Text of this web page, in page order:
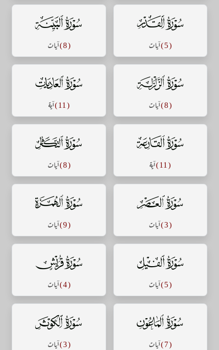
سورة القدر
( 5 ) آيات
سورة البينة
( 8 ) آيات
سورة الزلزلة
( 8 ) آيات
سورة العاديات
( 11 ) آية
سورة القارعة
( 11 ) آية
سورة التكاثر
( 8 ) آيات
سورة العصر
( 3 ) آيات
سورة الهمزة
( 9 ) آيات
سورة الفيل
( 5 ) آيات
سورة قريش
( 4 ) آيات
سورة الماعون
( 7 ) آيات
سورة الكوثر
( 3 ) آيات